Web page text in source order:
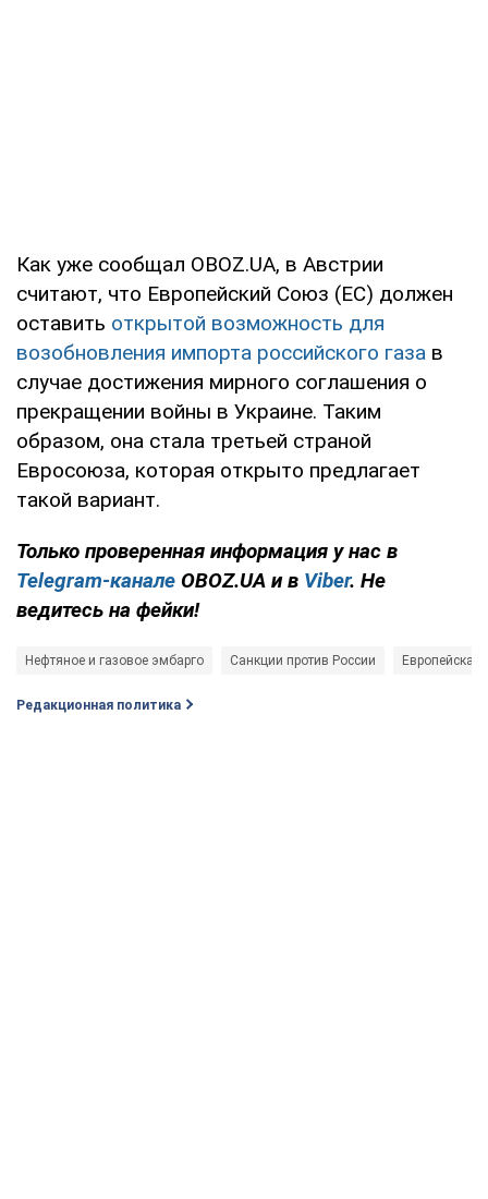
Как уже сообщал OBOZ.UA, в Австрии
считают, что Европейский Союз (ЕС) должен
оставить открытой возможность для
возобновления импорта российского газа в
случае достижения мирного соглашения о
прекращении войны в Украине. Таким
образом, она стала третьей страной
Евросоюза, которая открыто предлагает
такой вариант.
Только проверенная информация у нас в
Telegram-канале OBOZ.UA и в Viber. Не
ведитесь на фейки!
Нефтяное и газовое эмбарго Санкции против России Европейская
Редакционная политика